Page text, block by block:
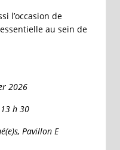
l’occasion de
au sein de
2026
h 30
Pavillon E